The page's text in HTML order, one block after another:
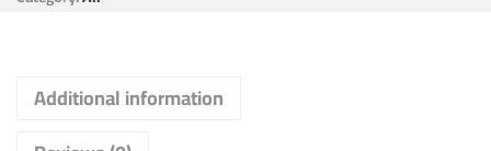
Additional information